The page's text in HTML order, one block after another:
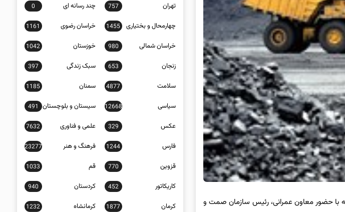
که با حضور معاون عمرانی، رئیس سازمان صمت و
تهران 757 چند رسانه ای 0
چهارمحال و بختیاری 1455 خراسان رضوی 1161
خراسان شمالی 980 خوزستان 1042
زنجان 653 سبک زندگی 397
سلامت 4877 سمنان 1185
سیاسی 12668 سیستان و بلوچستان 491
عکس 329 علمی و فناوری 7632
فارس 1244 فرهنگ و هنر 23277
قزوین 770 قم 1033
کاریکاتور 452 کردستان 940
کرمان 1877 کرمانشاه 1232